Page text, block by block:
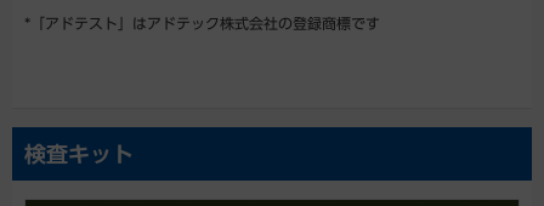
*「アドテスト」はアドテック株式会社の登録商標です
検査キット